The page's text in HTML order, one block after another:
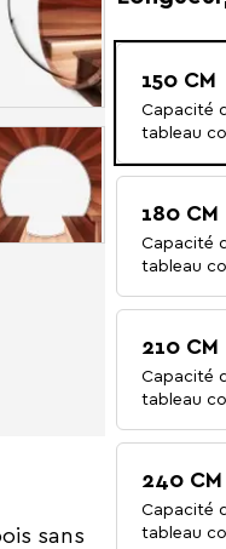
150 CM
Capacité
tableau
180 CM
Capacité
tableau
210 CM
Capacité
tableau
240 CM
Capacité
tableau